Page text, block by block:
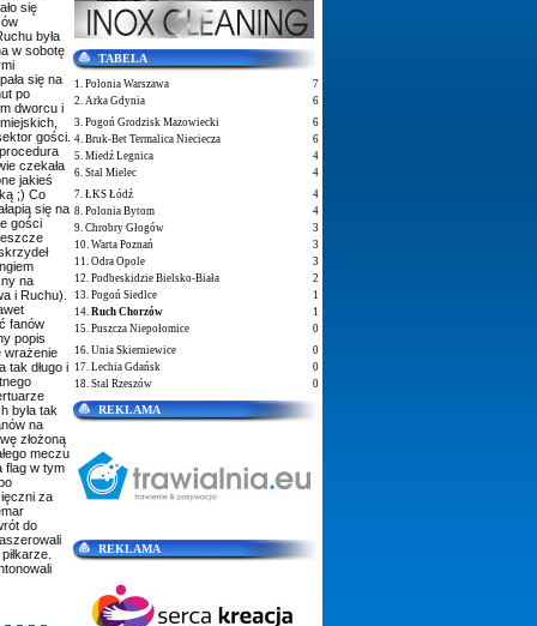
się
była
w sobotę
się na
po
dworcu i
gości.
czekała
jakieś
;) Co
się na
gości
na
i Ruchu).
fanów
popis
wrażenie
tak długo i
była tak
na
złożoną
meczu
flag w tym
za
do
TABELA
1. Polonia Warszawa
7
2. Arka Gdynia
6
3. Pogoń Grodzisk Mazowiecki
6
4. Bruk-Bet Termalica Nieciecza
6
5. Miedź Legnica
4
6. Stal Mielec
4
7. ŁKS Łódź
4
8. Polonia Bytom
4
9. Chrobry Głogów
3
10. Warta Poznań
3
11. Odra Opole
3
12. Podbeskidzie Bielsko-Biała
2
13. Pogoń Siedlce
1
14. Ruch Chorzów
1
15. Puszcza Niepołomice
0
16. Unia Skierniewice
0
17. Lechia Gdańsk
0
18. Stal Rzeszów
0
REKLAMA
REKLAMA